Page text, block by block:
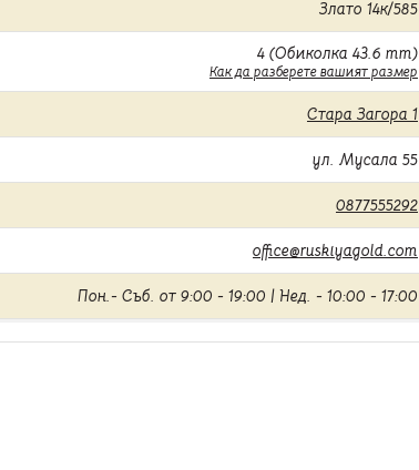
Злато 14к/585
4 (Обиколка 43.6 mm)
Как да разберете вашият размер
Стара Загора 1
ул. Мусала 55
0877555292
office@ruskiyagold.com
Пон.- Съб. от 9:00 - 19:00 | Нед. - 10:00 - 17:00